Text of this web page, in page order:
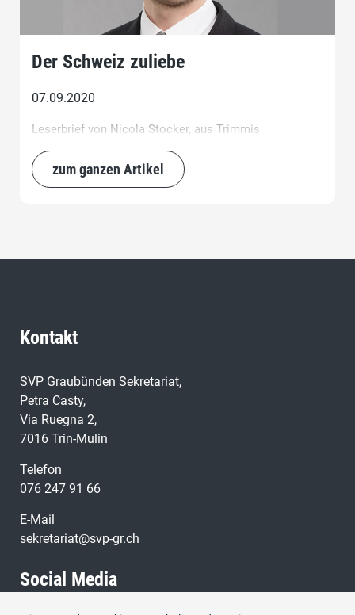
Der Schweiz zuliebe
07.09.2020
Leserbrief von Nicola Stocker, aus Trimmis
zum ganzen Artikel
Kontakt
SVP Graubünden Sekretariat,
Petra Casty,
Via Ruegna 2,
7016 Trin-Mulin
Telefon
076 247 91 66
E-Mail
sekretariat@svp-gr.ch
Social Media